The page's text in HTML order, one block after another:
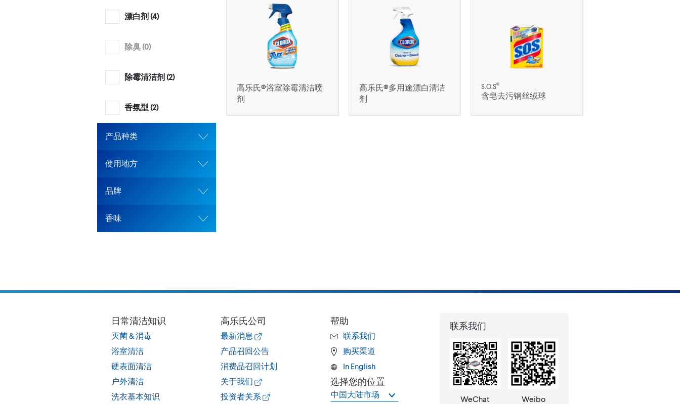
漂白剂 (4)
除臭 (0)
除霉清洁剂 (2)
香氛型 (2)
产品种类
使用地方
品牌
香味
高乐氏®浴室除霉清洁喷
剂
高乐氏®多用途漂白清洁
剂
S.O.S®
含皂去污钢丝绒球
日常清洁知识
灭菌 & 消毒
浴室清洁
硬表面清洁
户外清洁
洗衣基本知识
高乐氏公司
最新消息
产品召回公告
消费品召回计划
关于我们
投资者关系
帮助
联系我们
购买渠道
In English
选择您的位置
中国大陆市场
联系我们
WeChat Weibo